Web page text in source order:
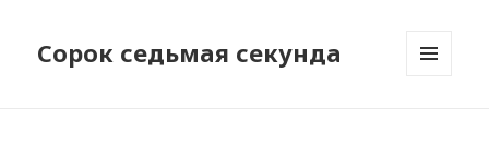
Сорок седьмая секунда